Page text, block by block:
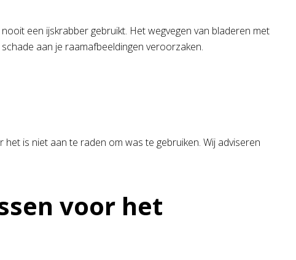
een ijskrabber gebruikt. Het wegvegen van bladeren met
aan je raamafbeeldingen veroorzaken.
is niet aan te raden om was te gebruiken. Wij adviseren
voor het